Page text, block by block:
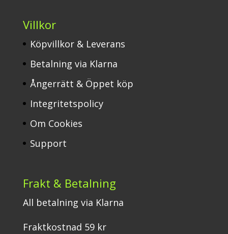
Villkor
Köpvillkor & Leverans
Betalning via Klarna
Ångerrätt & Öppet köp
Integritetspolicy
Om Cookies
Support
Frakt & Betalning
All betalning via Klarna
Fraktkostnad 59 kr